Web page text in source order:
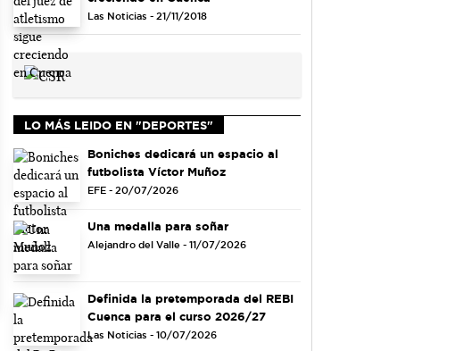
Las Noticias - 21/11/2018
LO MÁS LEIDO EN "DEPORTES"
Boniches dedicará un espacio al
futbolista Víctor Muñoz
EFE - 20/07/2026
Una medalla para soñar
Alejandro del Valle - 11/07/2026
Definida la pretemporada del REBI
Cuenca para el curso 2026/27
Las Noticias - 10/07/2026